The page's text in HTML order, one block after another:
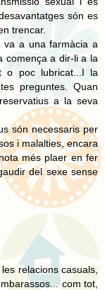
són es
trencar.
va a una farmàcia a
comença a dir-li a la
o poc lubricat...I la
preguntes. Quan
a la seva
són necessaris per
i malalties, encara
més plaer en fer
del sexe sense
relacions casuals,
com tot,